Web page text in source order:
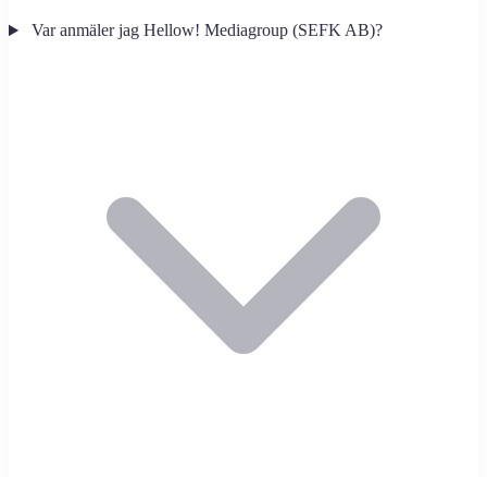
Var anmäler jag Hellow! Mediagroup (SEFK AB)?